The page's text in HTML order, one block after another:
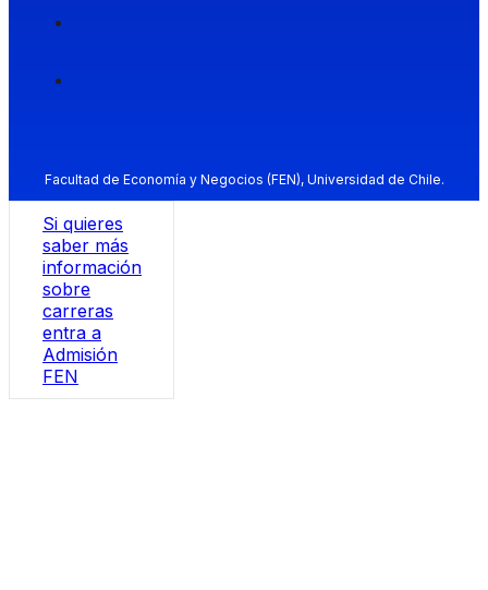
Facultad de Economía y Negocios (FEN), Universidad de Chile.
Si quieres
saber más
información
sobre
carreras
entra a
Admisión
FEN